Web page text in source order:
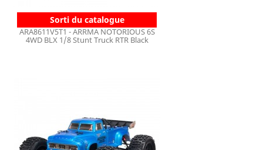
Sorti du catalogue
ARA8611V5T1 - ARRMA NOTORIOUS 6S
4WD BLX 1/8 Stunt Truck RTR Black